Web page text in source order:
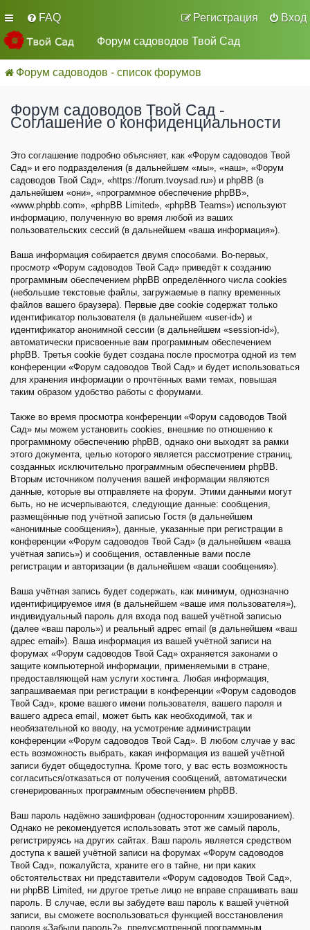
FAQ Вход
Регистрация
Форум садоводов Твой Сад
Форум садоводов - список форумов
Форум садоводов Твой Сад -
Соглашение о конфиденциальности
Это соглашение подробно объясняет, как «Форум садоводов Твой
Сад» и его подразделения (в дальнейшем «мы», «наш», «Форум
садоводов Твой Сад», «https://forum.tvoysad.ru») и phpBB (в
дальнейшем «они», «программное обеспечение phpBB»,
«www.phpbb.com», «phpBB Limited», «phpBB Teams») используют
информацию, полученную во время любой из ваших
пользовательских сессий (в дальнейшем «ваша информация»).
Ваша информация собирается двумя способами. Во-первых,
просмотр «Форум садоводов Твой Сад» приведёт к созданию
программным обеспечением phpBB определённого числа cookies
(небольшие текстовые файлы, загружаемые в папку временных
файлов вашего браузера). Первые две cookie содержат только
идентификатор пользователя (в дальнейшем «user-id») и
идентификатор анонимной сессии (в дальнейшем «session-id»),
автоматически присвоенные вам программным обеспечением
phpBB. Третья cookie будет создана после просмотра одной из тем
конференции «Форум садоводов Твой Сад» и будет использоваться
для хранения информации о прочтённых вами темах, повышая
таким образом удобство работы с форумами.
Также во время просмотра конференции «Форум садоводов Твой
Сад» мы можем установить cookies, внешние по отношению к
программному обеспечению phpBB, однако они выходят за рамки
этого документа, целью которого является рассмотрение страниц,
созданных исключительно программным обеспечением phpBB.
Вторым источником получения вашей информации являются
данные, которые вы отправляете на форум. Этими данными могут
быть, но не исчерпываются, следующие данные: сообщения,
размещённые под учётной записью Гостя (в дальнейшем
«анонимные сообщения»), данные, указанные при регистрации в
конференции «Форум садоводов Твой Сад» (в дальнейшем «ваша
учётная запись») и сообщения, оставленные вами после
регистрации и авторизации (в дальнейшем «ваши сообщения»).
Ваша учётная запись будет содержать, как минимум, однозначно
идентифицируемое имя (в дальнейшем «ваше имя пользователя»),
индивидуальный пароль для входа под вашей учётной записью
(далее «ваш пароль») и реальный адрес email (в дальнейшем «ваш
адрес email»). Ваша информация из вашей учётной записи на
форумах «Форум садоводов Твой Сад» охраняется законами о
защите компьютерной информации, применяемыми в стране,
предоставляющей нам услуги хостинга. Любая информация,
запрашиваемая при регистрации в конференции «Форум садоводов
Твой Сад», кроме вашего имени пользователя, вашего пароля и
вашего адреса email, может быть как необходимой, так и
необязательной ко вводу, на усмотрение администрации
конференции «Форум садоводов Твой Сад». В любом случае у вас
есть возможность выбрать, какая информация из вашей учётной
записи будет общедоступна. Кроме того, у вас есть возможность
согласиться/отказаться от получения сообщений, автоматически
сгенерированных программным обеспечением phpBB.
Ваш пароль надёжно зашифрован (односторонним хэшированием).
Однако не рекомендуется использовать этот же самый пароль,
регистрируясь на других сайтах. Ваш пароль является средством
доступа к вашей учётной записи на форумах «Форум садоводов
Твой Сад», пожалуйста, храните его в тайне, ни при каких
обстоятельствах ни представители «Форум садоводов Твой Сад»,
ни phpBB Limited, ни другое третье лицо не вправе спрашивать ваш
пароль. В случае, если вы забудете ваш пароль к вашей учётной
записи, вы сможете воспользоваться функцией восстановления
пароля «Забыли пароль?», предусмотренной программным